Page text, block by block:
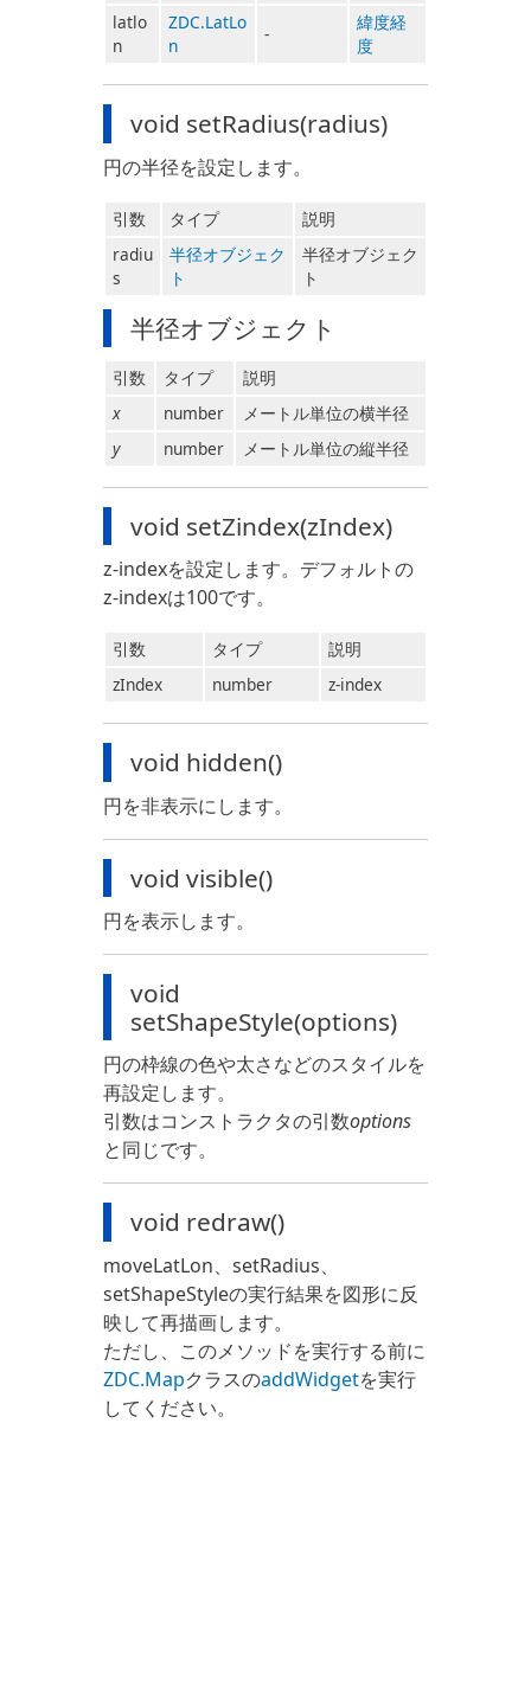
latlo
n
ZDC.LatLo
n
-
緯度経
度
void setRadius(radius)
円の半径を設定します。
引数 タイプ
説明
radiu
s
半径オブジェク
ト
半径オブジェク
ト
半径オブジェクト
引数 タイプ
説明
x
number
メートル単位の横半径
y
number メートル単位の縦半径
void setZindex(zIndex)
z-indexを設定します。デフォルトの
z-indexは100です。
引数 タイプ
説明
zIndex
number z-index
void hidden()
円を非表示にします。
void visible()
円を表示します。
void
setShapeStyle(options)
円の枠線の色や太さなどのスタイルを
再設定します。
引数はコンストラクタの引数options
と同じです。
void redraw()
moveLatLon、setRadius、
setShapeStyleの実行結果を図形に反
映して再描画します。
ただし、このメソッドを実行する前に
ZDC.MapクラスのaddWidgetを実行
してください。